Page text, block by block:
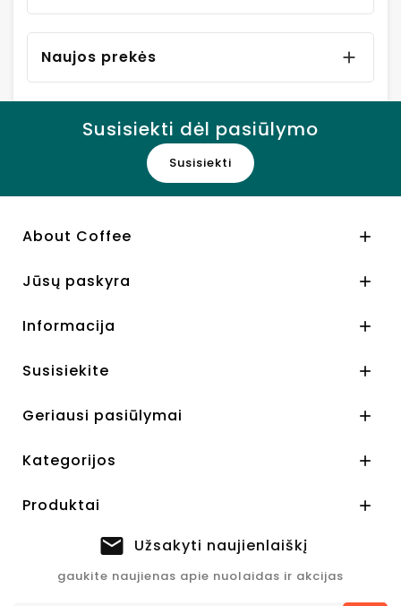
Naujos prekės 
Susisiekti dėl pasiūlymo
Susisiekti
About Coffee 
Jūsų paskyra 
Informacija 
Susisiekite 
Geriausi pasiūlymai 
Kategorijos 
Produktai 
Užsakyti naujienlaiškį
gaukite naujienas apie nuolaidas ir akcijas